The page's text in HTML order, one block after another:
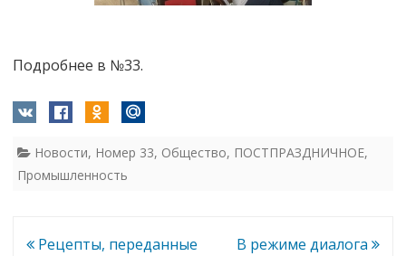
Подробнее в №33.
Новости, Номер 33, Общество, ПОСТПРАЗДНИЧНОЕ,
Промышленность
Навигация
Рецепты, переданные В режиме диалога